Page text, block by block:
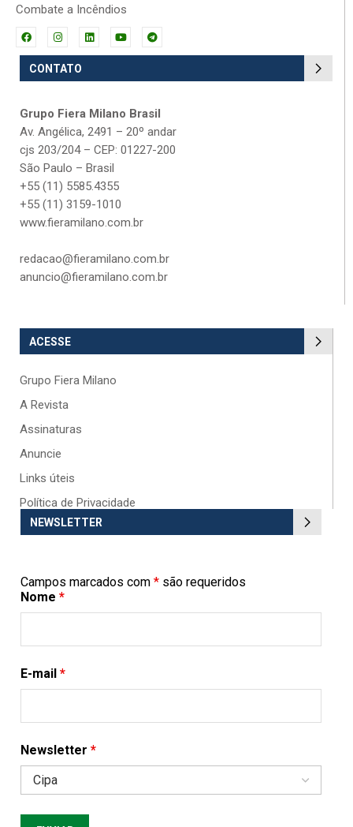
Combate a Incêndios
CONTATO
Grupo Fiera Milano Brasil
Av. Angélica, 2491 – 20º andar
cjs 203/204 – CEP: 01227-200
São Paulo – Brasil
+55 (11) 5585.4355
+55 (11) 3159-1010
www.fieramilano.com.br
redacao@fieramilano.com.br
anuncio@fieramilano.com.br
ACESSE
Grupo Fiera Milano
A Revista
Assinaturas
Anuncie
Links úteis
Política de Privacidade
NEWSLETTER
Campos marcados com * são requeridos
Nome *
E-mail *
Newsletter *